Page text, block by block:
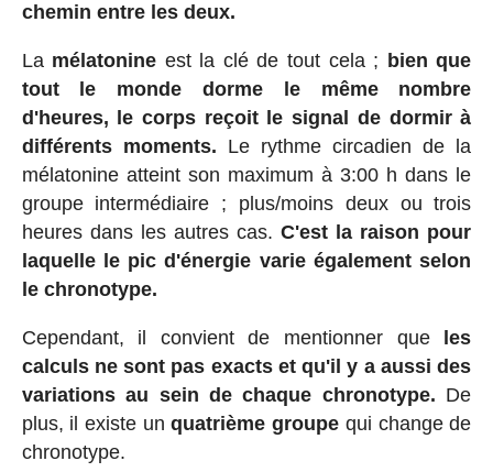
chemin entre les deux.
La mélatonine est la clé de tout cela ; bien que
tout le monde dorme le même nombre
d'heures, le corps reçoit le signal de dormir à
différents moments. Le rythme circadien de la
mélatonine atteint son maximum à 3:00 h dans le
groupe intermédiaire ; plus/moins deux ou trois
heures dans les autres cas.C'est la raison pour
laquelle le pic d'énergie varie également selon
le chronotype.
Cependant, il convient de mentionner que les
calculs ne sont pas exacts et qu'il y a aussi des
variations au sein de chaque chronotype. De
plus, il existe unquatrième groupe qui change de
chronotype.